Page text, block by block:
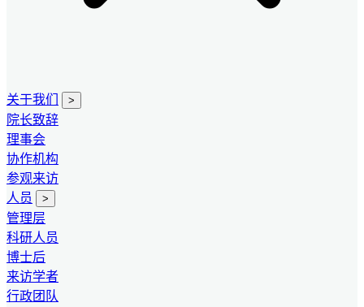
关于我们 >
院长致辞
理事会
协作机构
参观来访
人员
>
管理层
科研人员
博士后
来访学者
行政团队